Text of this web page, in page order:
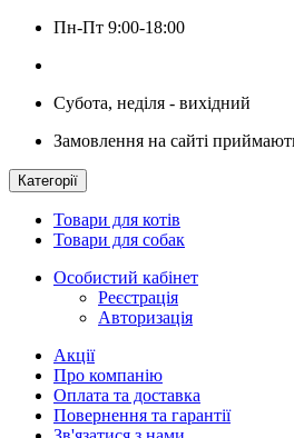
Пн-Пт 9:00-18:00
Субота, неділя - вихідний
Замовлення на сайті
Категорії
Товари для котів
Товари для собак
Особистий кабінет
Реєстрація
Авторизація
Акції
Про компанію
Оплата та доставка
Повернення та гарантії